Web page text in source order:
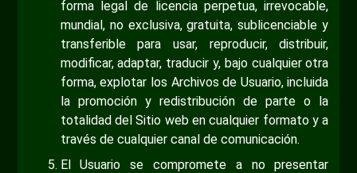
forma legal de licencia perpetua, irrevocable,
mundial, no exclusiva, gratuita, sublicenciable y
transferible para usar, reproducir, distribuir,
modificar, adaptar, traducir y, bajo cualquier otra
forma, explotar los Archivos de Usuario, incluida
la promoción y redistribución de parte o la
totalidad del Sitio web en cualquier formato y a
través de cualquier canal de comunicación.
El Usuario se compromete a no presentar